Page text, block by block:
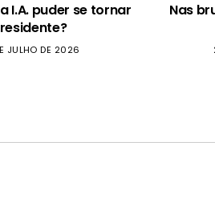
I.A. puder se tornar
JULHO DE 2026
Nas